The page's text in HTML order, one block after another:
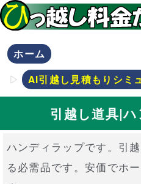
ホーム
AI引越し見積もりシミ
引越し道具|
ハンディラップです。引
る必需品です。安価でホ